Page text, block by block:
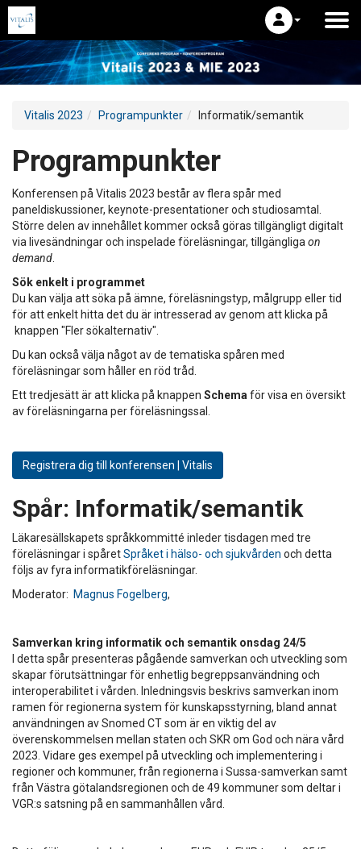
Vitalis 2023 Programpunkter Informatik/semantik
Programpunkter
Konferensen på Vitalis 2023 består av flera spår med
paneldiskussioner, keynote-presentationer och studiosamtal.
Större delen av innehållet kommer också göras tillgängligt digitalt
via livesändningar och inspelade föreläsningar, tillgängliga on
demand
Sök enkelt i programmet
Du kan välja att söka på ämne, föreläsningstyp, målgrupp eller tid
för att enkelt hitta det du är intresserad av genom att klicka på
knappen "Fler sökalternativ".
Du kan också välja något av de tematiska spåren med
föreläsningar som håller en röd tråd.
Ett tredjesätt är att klicka på knappen Schema för visa en översikt
av föreläsningarna per föreläsningssal.
Registrera dig till konferensen | Vitalis
Spår: Informatik/semantik
Läkaresällskapets språkkommitté inleder tisdagen med tre
föreläsningar i spåretSpråket i hälso- och sjukvården och detta
följs av fyra informatikföreläsningar.
Moderator: Magnus Fogelberg,
Samverkan kring informatik och semantik onsdag 24/5
I detta spår presenteras pågående samverkan och utveckling som
skapar förutsättningar för enhetlig begreppsanvändning och
interoperabilitet i vården. Inledningsvis beskrivs samverkan inom
ramen för regionerna system för kunskapsstyrning, bland annat
användningen av Snomed CT som är en viktig del av
överenskommelsen mellan staten och SKR om God och nära vård
2023. Vidare ges exempel på utveckling och implementering i
regioner och kommuner, från regionerna i Sussa-samverkan samt
från Västra götalandsregionen och de 49 kommuner som deltar i
VGR:s satsning på en sammanhållen vård.